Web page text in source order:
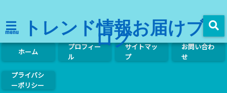
menu トレンド情報お届けブ
ログ
ホーム
プロフィー
ル
サイトマッ
プ
お問い合わ
せ
プライバシ
ーポリシー